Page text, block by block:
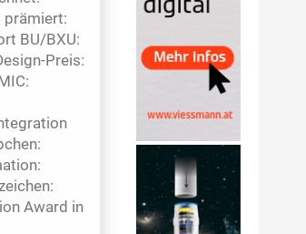
prämiert:
BU/BXU:
Preis:
Award in